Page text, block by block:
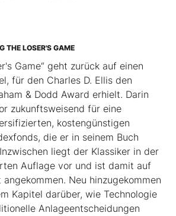
THE LOSER'S GAME
Game“ geht zurück auf einen
für den Charles D. Ellis den
& Dodd Award erhielt. Darin
zukunftsweisend für eine
kostengünstigen
die er in seinem Buch
liegt der Klassiker in der
Auflage vor und ist damit auf
Neu hinzugekommen
Kapitel darüber, wie Technologie
Anlageentscheidungen